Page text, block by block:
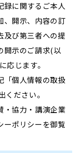
録に関するご本人
、開示、内容の訂
及び第三者への提
開示のご請求(以
応じます。
「個人情報の取扱
ください。
・協力・講演企業
ーポリシーを御覧